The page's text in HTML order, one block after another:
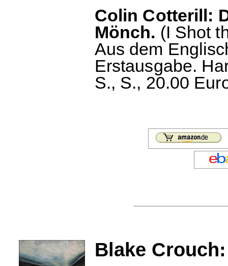
Colin Cotterill:
Mönch. (I Shot
Aus dem
Erstausgabe.
S., S., 20.00
Blake